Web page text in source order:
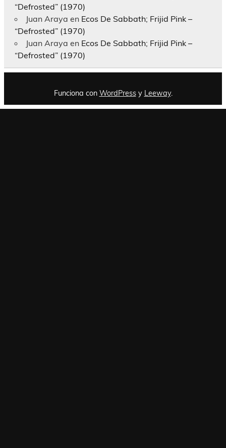
“Defrosted” (1970)
Juan Araya en Ecos De Sabbath; Frijid Pink –
“Defrosted” (1970)
Juan Araya en Ecos De Sabbath; Frijid Pink –
“Defrosted” (1970)
Funciona con WordPressy Leeway.